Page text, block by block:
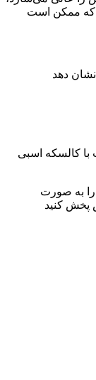
که ممکن است
دهد
با کالسکه اسبی